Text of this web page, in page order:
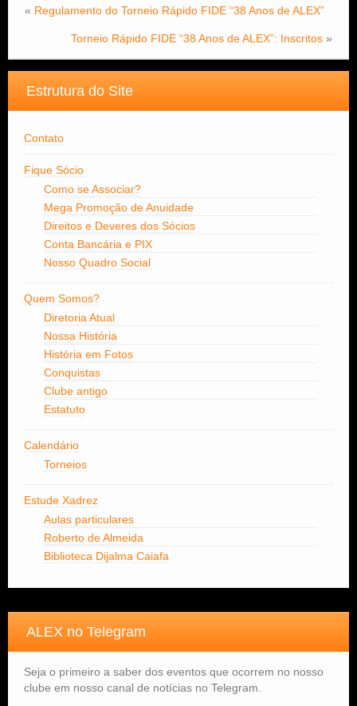
« Regulamento do Torneio Rápido FIDE “38 Anos de ALEX”
Torneio Rápido FIDE “38 Anos de ALEX”: Inscritos »
Estrutura do Site
Contato
Fique Sócio
Como se Associar?
Mega Promoção de Anuidade
Direitos e Deveres dos Sócios
Conta Bancária e PIX
Nosso Quadro Social
Quem Somos?
Diretoria Atual
Nossa História
História em Fotos
Conquistas
Clube antigo
Estatuto
Calendário
Torneios
Estude Xadrez
Aulas particulares
Roberto de Almeida
Biblioteca Dijalma Caiafa
ALEX no Telegram
Seja o primeiro a saber dos eventos que ocorrem no nosso
clube em nosso canal de notícias no Telegram.